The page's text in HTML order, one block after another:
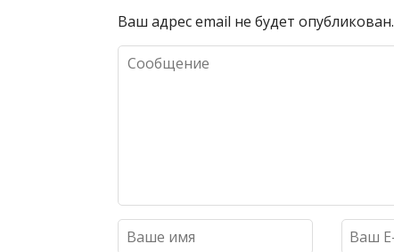
Ваш адрес email не будет опубликован.